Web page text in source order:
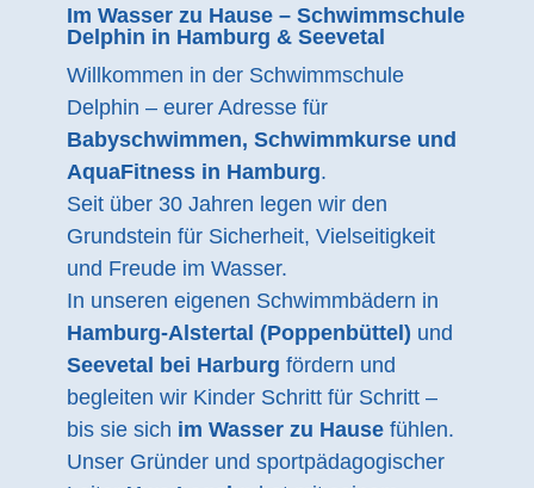
Im Wasser zu Hause – Schwimmschule
Delphin in Hamburg & Seevetal
Willkommen in der Schwimmschule
Delphin – eurer Adresse für
Babyschwimmen, Schwimmkurse und
AquaFitness in Hamburg.
Seit über 30 Jahren legen wir den
Grundstein für Sicherheit, Vielseitigkeit
und Freude im Wasser.
In unseren eigenen Schwimmbädern in
Hamburg-Alstertal (Poppenbüttel) und
Seevetal bei Harburg fördern und
begleiten wir Kinder Schritt für Schritt –
bis sie sich im Wasser zu Hause fühlen.
Unser Gründer und sportpädagogischer